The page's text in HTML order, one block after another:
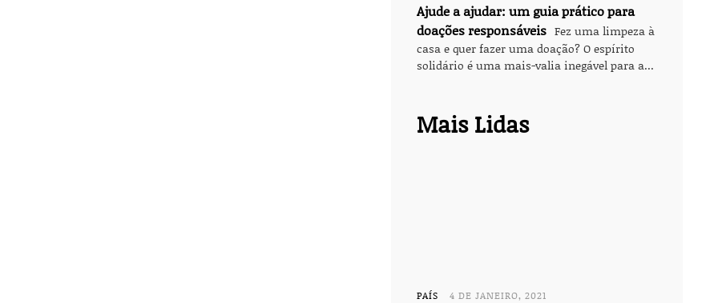
Ajude a ajudar: um guia prático para
doações responsáveis Fez uma limpeza à
casa e quer fazer uma doação? O espírito
solidário é uma mais-valia inegável para a...
Mais Lidas
PAÍS 4 DE JANEIRO, 2021